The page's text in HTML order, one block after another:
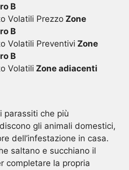
B
Volatili Prezzo Zone
B
Volatili Preventivi Zone
B
Volatili Zone adiacenti
parassiti che più
gli animali domestici,
dell’infestazione in casa.
saltano e succhiano il
completare la propria